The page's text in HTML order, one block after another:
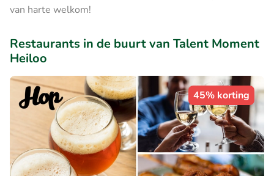
van harte welkom!
Restaurants in de buurt van Talent Moment
Heiloo
45% korting